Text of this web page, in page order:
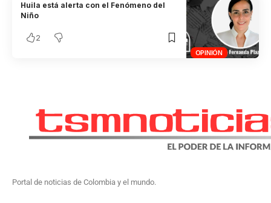
OPINIÓN
Huila está alerta con el Fenómeno del
Niño
2
Portal de noticias de Colombia y el mundo.